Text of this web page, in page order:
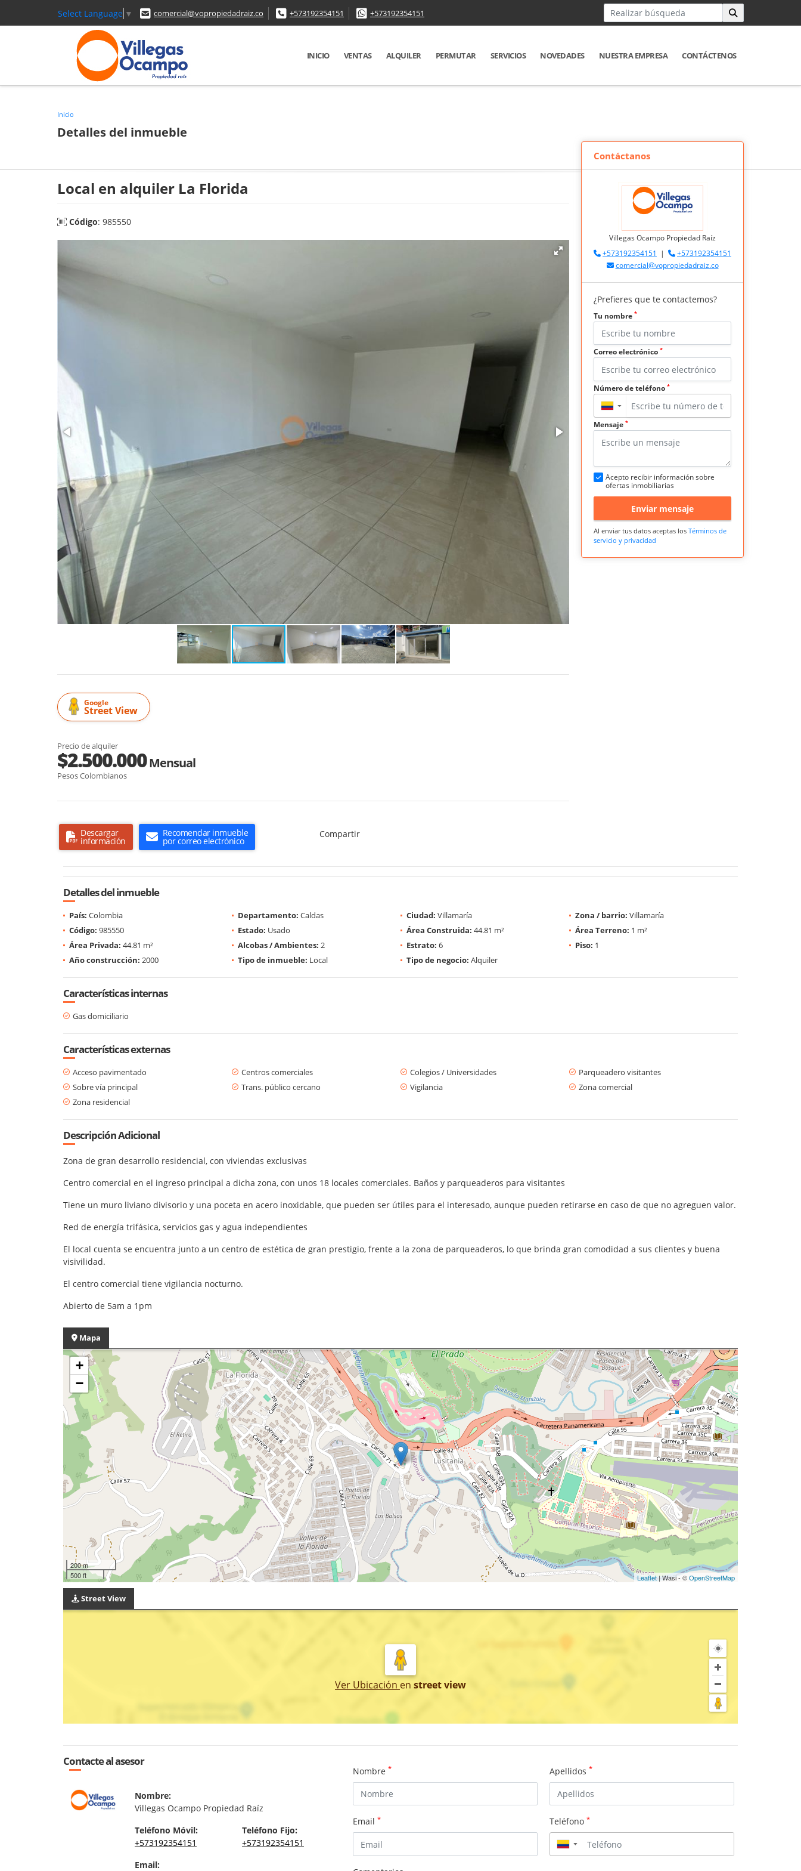
Select Language ▼ comercial@vopropiedadraiz.co +573192354151 +573192354151
INICIO VENTAS ALQUILER PERMUTAR SERVICIOS NOVEDADES NUESTRA EMPRESA CONTÁCTENOS
Inicio
Detalles del inmueble
Local en alquiler La Florida
Código: 985550
Google
Street View
Precio de alquiler
$2.500.000Mensual
Pesos Colombianos
Descargar
información
Recomendar inmueble
por correo electrónico
Compartir
Contáctanos
Villegas Ocampo Propiedad Raíz
+573192354151
|
+573192354151
comercial@vopropiedadraiz.co
¿Prefieres que te contactemos?
Tu nombre *
Correo electrónico *
Número de teléfono *
▼
Mensaje *
Acepto recibir información sobre
ofertas inmobiliarias
Enviar mensaje
Al enviar tus datos aceptas los Términos de
servicio y privacidad
Detalles del inmueble
País: Colombia Departamento: Caldas Ciudad: Villamaría Zona / barrio: Villamaría
Código: 985550 Estado: Usado Área Construida: 44.81 m² Área Terreno: 1 m²
Área Privada: 44.81 m² Alcobas / Ambientes: 2 Estrato: 6 Piso: 1
Año construcción: 2000 Tipo de inmueble: Local Tipo de negocio: Alquiler
Características internas
Gas domiciliario
Características externas
Acceso pavimentado Centros comerciales Colegios / Universidades
Parqueadero visitantes
Sobre vía principal
Trans. público cercano Vigilancia
Zona comercial
Zona residencial
Descripción Adicional
Zona de gran desarrollo residencial, con viviendas exclusivas
Centro comercial en el ingreso principal a dicha zona, con unos 18 locales comerciales. Baños y parqueaderos para visitantes
Tiene un muro liviano divisorio y una poceta en acero inoxidable, que pueden ser útiles para el interesado, aunque pueden retirarse en caso de que no agreguen valor.
Red de energía trifásica, servicios gas y agua independientes
El local cuenta se encuentra junto a un centro de estética de gran prestigio, frente a la zona de parqueaderos, lo que brinda gran comodidad a sus clientes y buena
visivilidad.
El centro comercial tiene vigilancia nocturno.
Abierto de 5am a 1pm
Mapa
+
−
200 m
500 ft
Leaflet| Wasi - ©OpenStreetMap
Street View
Ver Ubicación en street view
Contacte al asesor
Nombre:
Villegas Ocampo Propiedad Raíz
Teléfono Móvil:
+573192354151
Teléfono Fijo:
+573192354151
Email:
Nombre * Apellidos *
Email * Teléfono *
▼